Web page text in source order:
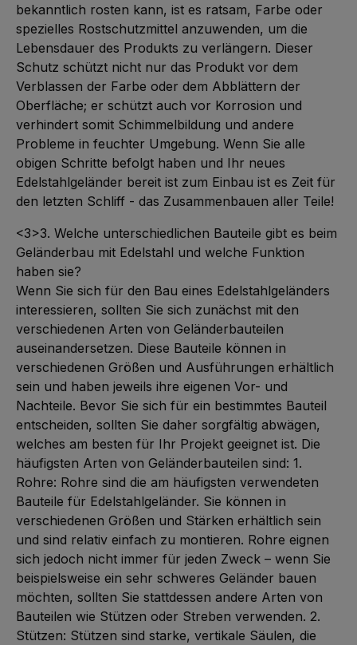
bekanntlich rosten kann, ist es ratsam, Farbe oder
spezielles Rostschutzmittel anzuwenden, um die
Lebensdauer des Produkts zu verlängern. Dieser
Schutz schützt nicht nur das Produkt vor dem
Verblassen der Farbe oder dem Abblättern der
Oberfläche; er schützt auch vor Korrosion und
verhindert somit Schimmelbildung und andere
Probleme in feuchter Umgebung. Wenn Sie alle
obigen Schritte befolgt haben und Ihr neues
Edelstahlgeländer bereit ist zum Einbau ist es Zeit für
den letzten Schliff - das Zusammenbauen aller Teile!
<3>3. Welche unterschiedlichen Bauteile gibt es beim
Geländerbau mit Edelstahl und welche Funktion
haben sie?
Wenn Sie sich für den Bau eines Edelstahlgeländers
interessieren, sollten Sie sich zunächst mit den
verschiedenen Arten von Geländerbauteilen
auseinandersetzen. Diese Bauteile können in
verschiedenen Größen und Ausführungen erhältlich
sein und haben jeweils ihre eigenen Vor- und
Nachteile. Bevor Sie sich für ein bestimmtes Bauteil
entscheiden, sollten Sie daher sorgfältig abwägen,
welches am besten für Ihr Projekt geeignet ist. Die
häufigsten Arten von Geländerbauteilen sind: 1.
Rohre: Rohre sind die am häufigsten verwendeten
Bauteile für Edelstahlgeländer. Sie können in
verschiedenen Größen und Stärken erhältlich sein
und sind relativ einfach zu montieren. Rohre eignen
sich jedoch nicht immer für jeden Zweck – wenn Sie
beispielsweise ein sehr schweres Geländer bauen
möchten, sollten Sie stattdessen andere Arten von
Bauteilen wie Stützen oder Streben verwenden. 2.
Stützen: Stützen sind starke, vertikale Säulen, die